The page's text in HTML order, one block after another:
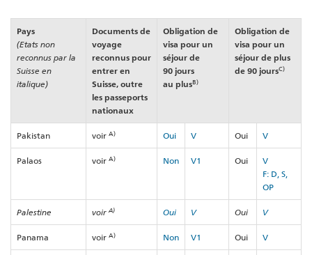
Pays
(Etats non
reconnus par la
Suisse en
italique)
Documents de
voyage
reconnus pour
entrer en
Suisse, outre
les passeports
nationaux
Obligation de
visa pour un
séjour de
90 jours
au plusB)
Obligation de
visa pour un
séjour de plus
de 90 joursC)
Pakistan voir A) Oui V Oui V
Palaos voir A) Non V1 Oui
V
F: D, S,
OP
Palestine voirA) Oui V Oui V
Panama voir A) Non V1 Oui V